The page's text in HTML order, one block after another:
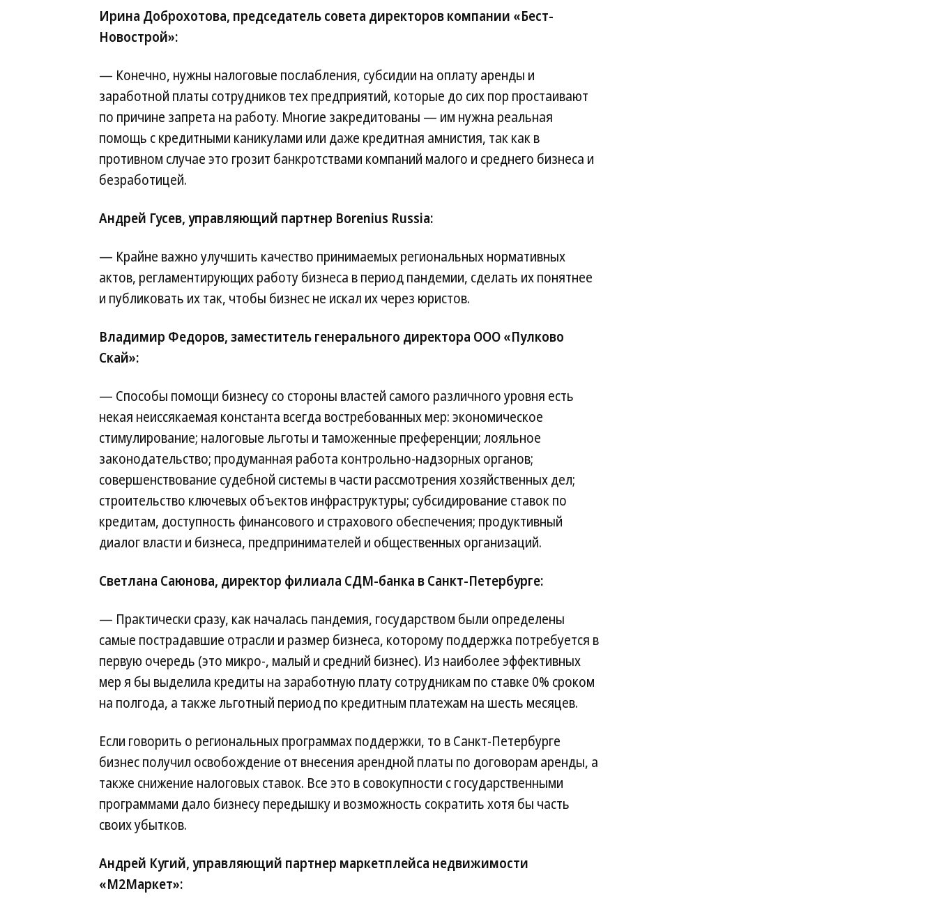
Ирина Доброхотова, председатель совета директоров компании «Бест-
Новострой»:
— Конечно, нужны налоговые послабления, субсидии на оплату аренды и
заработной платы сотрудников тех предприятий, которые до сих пор простаивают
по причине запрета на работу. Многие закредитованы — им нужна реальная
помощь с кредитными каникулами или даже кредитная амнистия, так как в
противном случае это грозит банкротствами компаний малого и среднего бизнеса и
безработицей.
Андрей Гусев, управляющий партнер Borenius Russia:
— Крайне важно улучшить качество принимаемых региональных нормативных
актов, регламентирующих работу бизнеса в период пандемии, сделать их понятнее
и публиковать их так, чтобы бизнес не искал их через юристов.
Владимир Федоров, заместитель генерального директора ООО «Пулково
Скай»:
— Способы помощи бизнесу со стороны властей самого различного уровня есть
некая неиссякаемая константа всегда востребованных мер: экономическое
стимулирование; налоговые льготы и таможенные преференции; лояльное
законодательство; продуманная работа контрольно-надзорных органов;
совершенствование судебной системы в части рассмотрения хозяйственных дел;
строительство ключевых объектов инфраструктуры; субсидирование ставок по
кредитам, доступность финансового и страхового обеспечения; продуктивный
диалог власти и бизнеса, предпринимателей и общественных организаций.
Светлана Саюнова, директор филиала СДМ-банка в Санкт-Петербурге:
— Практически сразу, как началась пандемия, государством были определены
самые пострадавшие отрасли и размер бизнеса, которому поддержка потребуется в
первую очередь (это микро-, малый и средний бизнес). Из наиболее эффективных
мер я бы выделила кредиты на заработную плату сотрудникам по ставке 0% сроком
на полгода, а также льготный период по кредитным платежам на шесть месяцев.
Если говорить о региональных программах поддержки, то в Санкт-Петербурге
бизнес получил освобождение от внесения арендной платы по договорам аренды, а
также снижение налоговых ставок. Все это в совокупности с государственными
программами дало бизнесу передышку и возможность сократить хотя бы часть
своих убытков.
Андрей Кугий, управляющий партнер маркетплейса недвижимости
«М2Маркет»: